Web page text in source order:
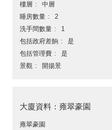
樓層
中層
睡房數量
2
洗手間數量
1
包括政府差餉
是
包括管理費
是
景觀
開揚景
大廈資料：雍翠豪園
雍翠豪園